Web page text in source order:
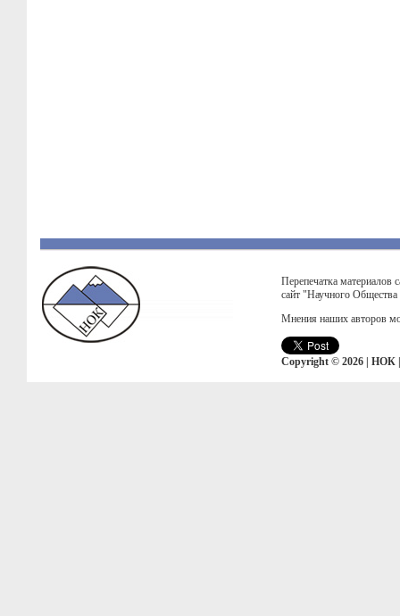
Перепечатка материалов
сайт "Научного
Мнения наших авторов
Copyright © 2026 | НОК